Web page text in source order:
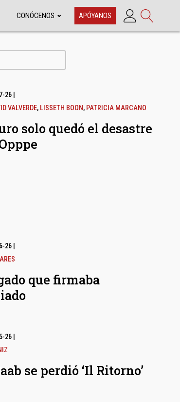
CONÓCENOS APÓYANOS
26|
VALVERDE, LISSETH BOON, PATRICIA MARCANO
solo quedó el desastre
26|
que firmaba
26|
se perdió ‘Il Ritorno’